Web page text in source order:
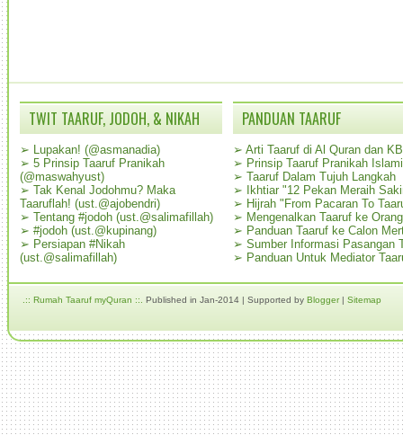
TWIT TAARUF, JODOH, & NIKAH
➢ Lupakan! (@asmanadia)
➢ 5 Prinsip Taaruf Pranikah
(@maswahyust)
➢ Tak Kenal Jodohmu? Maka
Taaruflah! (ust.@ajobendri)
➢ Tentang #jodoh (ust.@salimafillah)
➢ #jodoh (ust.@kupinang)
➢ Persiapan #Nikah
(ust.@salimafillah)
PANDUAN TAARUF
➢ Arti Taaruf di Al Quran dan
➢ Prinsip Taaruf Pranikah Islami
➢ Taaruf Dalam Tujuh Langkah
➢
Ikhtiar "12 Pekan Meraih
➢ Hijrah "From Pacaran To
➢ Mengenalkan Taaruf ke
➢ Panduan Taaruf ke Calon
➢ Sumber Informasi Pasangan
➢ Panduan Untuk Mediator
.:: Rumah Taaruf myQuran ::. Published in Jan-2014 | Supported by Blogger| Sitemap